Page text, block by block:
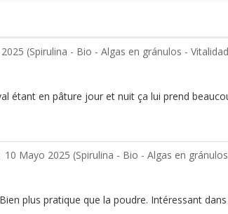
(Spirulina - Bio - Algas en gránulos - Vitalidad
étant en pâture jour et nuit ça lui prend
10 Mayo 2025 (Spirulina - Bio - Algas en
plus pratique que la poudre. Intéressant